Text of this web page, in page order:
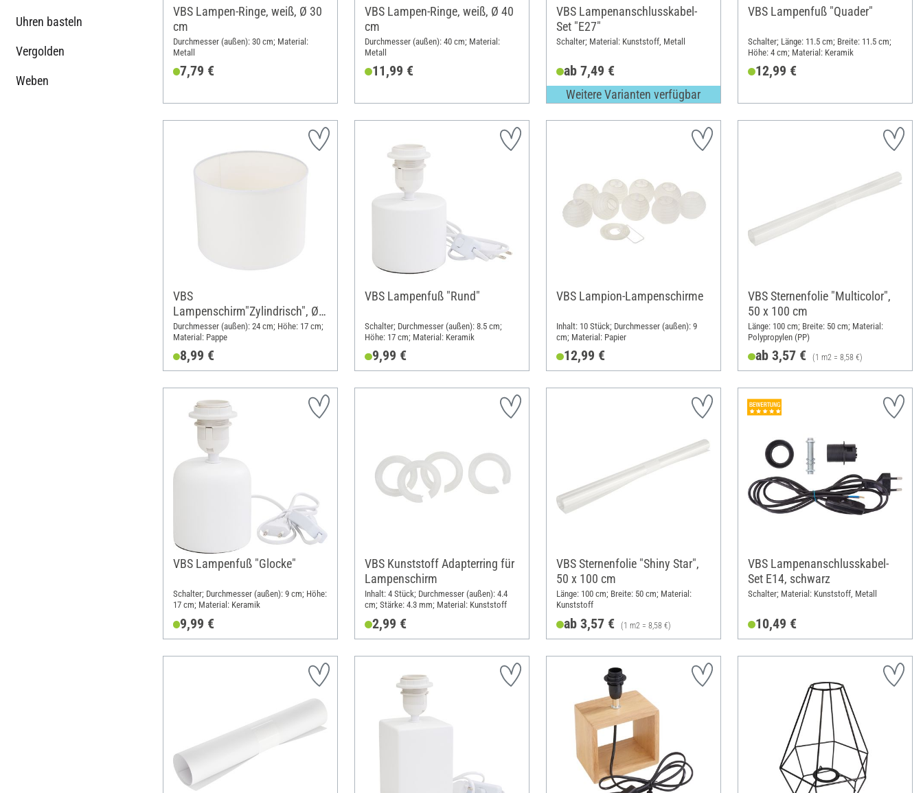
Uhren basteln
Vergolden
Weben
VBS Lampen-Ringe, weiß, Ø 30
cm
Durchmesser (außen): 30 cm; Material:
Metall
7,79 €
VBS Lampen-Ringe, weiß, Ø 40
cm
Durchmesser (außen): 40 cm; Material:
Metall
11,99 €
VBS Lampenanschlusskabel-
Set "E27"
Schalter; Material: Kunststoff, Metall
ab 7,49 €
Weitere Varianten verfügbar
VBS Lampenfuß "Quader"
Schalter; Länge: 11.5 cm; Breite: 11.5 cm;
Höhe: 4 cm; Material: Keramik
12,99 €
VBS
Lampenschirm"Zylindrisch", Ø
24 cm
Durchmesser (außen): 24 cm; Höhe: 17 cm;
Material: Pappe
8,99 €
VBS Lampenfuß "Rund"
Schalter; Durchmesser (außen): 8.5 cm;
Höhe: 17 cm; Material: Keramik
9,99 €
VBS Lampion-Lampenschirme
Inhalt: 10 Stück; Durchmesser (außen): 9
cm; Material: Papier
12,99 €
VBS Sternenfolie "Multicolor",
50 x 100 cm
Länge: 100 cm; Breite: 50 cm; Material:
Polypropylen (PP)
ab 3,57 € (1 m2 = 8,58 €)
VBS Lampenfuß "Glocke"
Schalter; Durchmesser (außen): 9 cm; Höhe:
17 cm; Material: Keramik
9,99 €
VBS Kunststoff Adapterring für
Lampenschirm
Inhalt: 4 Stück; Durchmesser (außen): 4.4
cm; Stärke: 4.3 mm; Material: Kunststoff
2,99 €
VBS Sternenfolie "Shiny Star",
50 x 100 cm
Länge: 100 cm; Breite: 50 cm; Material:
Kunststoff
ab 3,57 € (1 m2 = 8,58 €)
VBS Lampenanschlusskabel-
Set E14, schwarz
Schalter; Material: Kunststoff, Metall
10,49 €